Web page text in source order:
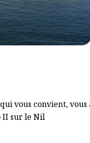
vous convient,
II sur le Nil